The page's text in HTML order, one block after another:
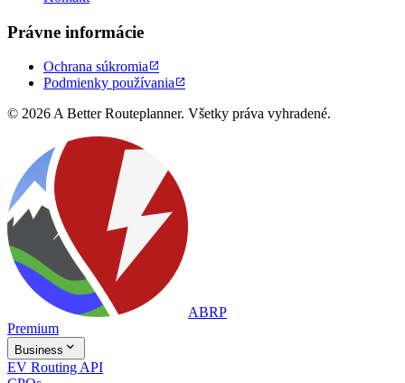
Právne informácie
Ochrana súkromia
Podmienky používania
© 2026 A Better Routeplanner. Všetky práva vyhradené.
ABRP
Premium
Business 
EV Routing API